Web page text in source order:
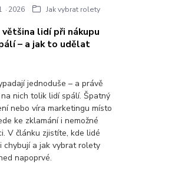
většina lidí při nákupu
– a jak to udělat
2026 Jak vybrat rolety
jednoduše – a právě
nich tolik lidí spálí. Špatný
nebo víra marketingu místo
ke zklamání i nemožné
V článku zjistíte, kde lidé
chybují a jak vybrat rolety
napoprvé.